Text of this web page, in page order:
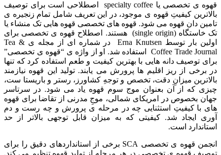
قهوه ی تخصصی یا specialty coffee اصطلاحی است برای توصیف
بالاترین کیفیتِ قهوه ی موجود، در این تعریف شامل تمام زنجیره ی
تامین دان قهوه می شود. قهوه های تخصصی قهوه هایی تک منشاء یا
تک خاستگاه (single origin) هستند. اصطلاح قهوه ی تخصصی برای
اولین بار توسط Erna Knutsen در شماره ای از مجله ی Tea &
Coffee Trade Journal استفاده شد. او از واژه ی “قهوه ی تخصصی”
برای توصیف دانه هایی با بهترین کیفیت و طعم استفاده کرد که تنها
در برخی از ریز اقلیم ها پرورش می یابند. تولید این قهوه نیازمند
بالاترین میزانِ دقت، تخصص و توجهِ کشاورز، رستر و باریستا ست،
چیزی که از آن بعنوان موج سوم قهوه یاد می شود. در سرتاسر
جهان بخصوص در امریکای شمالی، موجِ مدرنی از تقاضا برای قهوه
های با کیفیتِ استثنایی چه در مرحله ی پرورش و چه رست و دم
آوری ایجاد شد. کیفیتی که به میزان قابل توجهی بالاتر از حد
استاندارد است.
انجمن قهوه ی تخصصی SCA برخی از استانداردهای دقیق را برای
توصیفِ قهوه ی تخصصی در هر مرحله از تولید قهوه تنظیم می کند.